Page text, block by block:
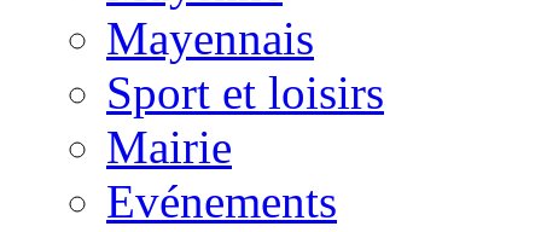
Mayennais
Sport et loisirs
Mairie
Evénements